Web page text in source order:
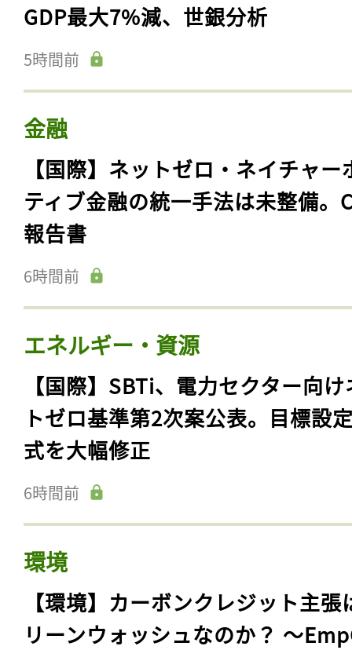
GDP最大7%減、世銀分析
5時間前
金融
【国際】ネットゼロ・ネイチャー
ティブ金融の統一手法は未整備。
報告書
6時間前
エネルギー・資源
【国際】SBTi、電力セクター向
トゼロ基準第2次案公表。目標設
式を大幅修正
6時間前
環境
【環境】カーボンクレジット主張
リーンウォッシュなのか？ 〜